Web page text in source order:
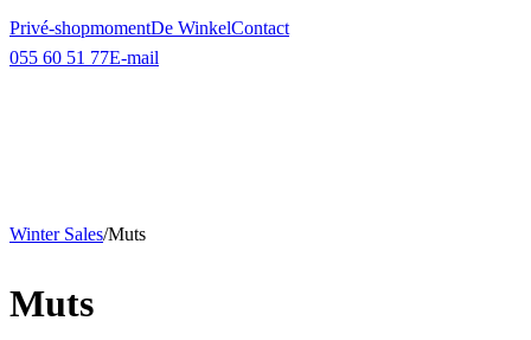
Privé-shopmomentDe WinkelContact
055 60 51 77E-mail
Winter Sales/Muts
Muts